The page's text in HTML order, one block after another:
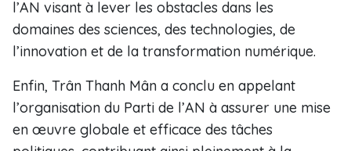
l’AN visant à lever les obstacles dans les
domaines des sciences, des technologies, de
l’innovation et de la transformation numérique.
Enfin, Trân Thanh Mân a conclu en appelant
l’organisation du Parti de l’AN à assurer une mise
en œuvre globale et efficace des tâches